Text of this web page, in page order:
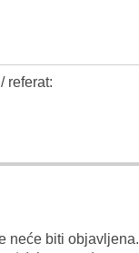
referat:
neće biti objavljena.